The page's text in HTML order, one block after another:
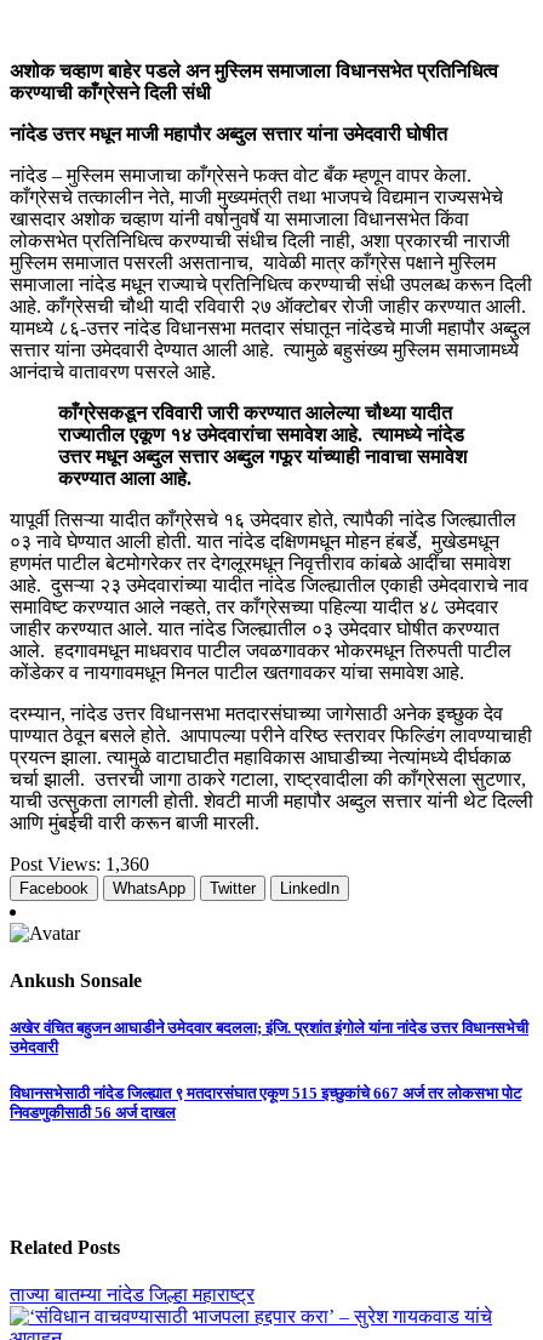
अशोक चव्हाण बाहेर पडले अन मुस्लिम समाजाला विधानसभेत प्रतिनिधित्व
करण्याची काँग्रेसने दिली संधी
नांदेडउत्तर मधून माजी महापौर अब्दुल सत्तार यांना उमेदवारी घोषीत
नांदेड – मुस्लिम समाजाचा काँग्रेसने फक्त वोट बँक म्हणून वापर केला.
काँग्रेसचे तत्कालीन नेते, माजी मुख्यमंत्री तथा भाजपचे विद्यमान राज्यसभेचे
खासदार अशोक चव्हाण यांनी वर्षानुवर्षे या समाजाला विधानसभेत किंवा
लोकसभेत प्रतिनिधित्व करण्याची संधीच दिली नाही, अशा प्रकारची नाराजी
मुस्लिम समाजात पसरली असतानाच, यावेळी मात्र काँग्रेस पक्षाने मुस्लिम
समाजाला नांदेड मधून राज्याचे प्रतिनिधित्व करण्याची संधी उपलब्ध करून दिली
आहे. काँग्रेसची चौथी यादी रविवारी २७ ऑक्टोबर रोजी जाहीर करण्यात आली.
यामध्ये ८६-उत्तर नांदेड विधानसभा मतदार संघातून नांदेडचे माजी महापौर अब्दुल
सत्तार यांना उमेदवारी देण्यात आली आहे. त्यामुळे बहुसंख्य मुस्लिम समाजामध्ये
आनंदाचे वातावरण पसरले आहे.
काँग्रेसकडून रविवारी जारी करण्यात आलेल्या चौथ्या यादीत
राज्यातील एकूण १४ उमेदवारांचा समावेश आहे. त्यामध्ये नांदेड
उत्तर मधून अब्दुल सत्तार अब्दुल गफूर यांच्याही नावाचा समावेश
करण्यात आला आहे.
यापूर्वी तिसऱ्या यादीत काँग्रेसचे १६ उमेदवार होते, त्यापैकी नांदेड जिल्ह्यातील
०३ नावे घेण्यात आली होती. यात नांदेड दक्षिणमधून मोहन हंबर्डे, मुखेडमधून
हणमंत पाटील बेटमोगरेकर तर देगलूरमधून निवृत्तीराव कांबळे आदींचा समावेश
आहे. दुसऱ्या २३ उमेदवारांच्या यादीत नांदेड जिल्ह्यातील एकाही उमेदवाराचे नाव
समाविष्ट करण्यात आले नव्हते, तर काँग्रेसच्या पहिल्या यादीत ४८ उमेदवार
जाहीर करण्यात आले. यात नांदेड जिल्ह्यातील ०३ उमेदवार घोषीत करण्यात
आले. हदगावमधून माधवराव पाटील जवळगावकर भोकरमधून तिरुपती पाटील
कोंडेकर व नायगावमधून मिनल पाटील खतगावकर यांचा समावेश आहे.
दरम्यान, नांदेड उत्तर विधानसभा मतदारसंघाच्या जागेसाठी अनेक इच्छुक देव
पाण्यात ठेवून बसले होते. आपापल्या परीने वरिष्ठ स्तरावर फिल्डिंग लावण्याचाही
प्रयत्न झाला. त्यामुळे वाटाघाटीत महाविकास आघाडीच्या नेत्यांमध्ये दीर्घकाळ
चर्चा झाली. उत्तरची जागा ठाकरे गटाला, राष्ट्रवादीला की काँग्रेसला सुटणार,
याची उत्सुकता लागली होती. शेवटी माजी महापौर अब्दुल सत्तार यांनी थेट दिल्ली
आणि मुंबईची वारी करून बाजी मारली.
Post Views: 1,360
Facebook WhatsApp Twitter LinkedIn
Ankush Sonsale
Post
अखेर वंचित बहुजन आघाडीने उमेदवार बदलला; इंजि. प्रशांत इंगोले यांना नांदेड उत्तर विधानसभेची
उमेदवारी
विधानसभेसाठी नांदेड जिल्ह्यात ९ मतदारसंघात एकूण 515 इच्छुकांचे 667 अर्ज तर लोकसभा पोट
निवडणुकीसाठी 56 अर्ज दाखल
Related Posts
ताज्या बातम्यानांदेड जिल्हामहाराष्ट्र